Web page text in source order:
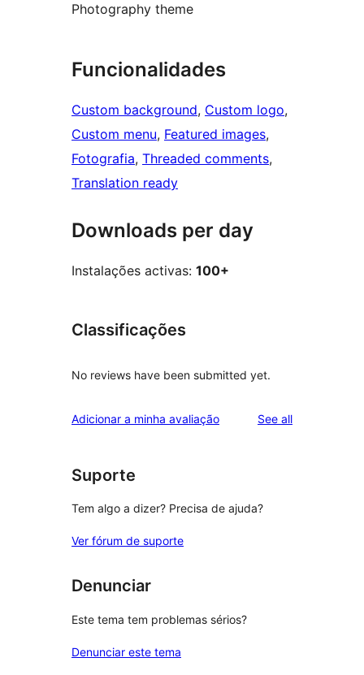
Photography theme
Funcionalidades
Custom background, Custom logo
Custom menu, Featured images
Fotografia, Threaded comments
Translation ready
Downloads per day
Instalações activas: 100+
Classificações
No reviews have been submitted yet.
Adicionar a minha avaliação See allreviews
Suporte
Tem algo a dizer? Precisa de ajuda?
Ver fórum de suporte
Denunciar
Este tema tem problemas sérios?
Denunciar este tema